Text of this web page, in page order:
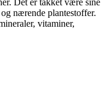
Det er takket være sine
nærende plantestoffer.
vitaminer,